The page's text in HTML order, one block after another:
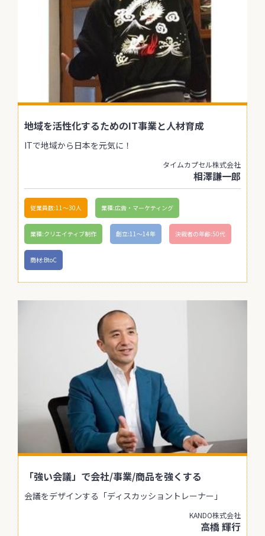
地域を活性化するためのIT事業と人材育成
ITで地域から日本を元気に！
タイムカプセル株式会社
相澤謙一郎
従業員数:11〜30人 業種:広告・マーケティング
業種:クリエイティブ制作 創立:11〜14年 決裁者の年齢:50代
商材:BtoC
「強い会議」で会社/事業/商品を強くする
会議をデザインする「ディスカッショントレーナー」
KANDO株式会社
高橋 輝行